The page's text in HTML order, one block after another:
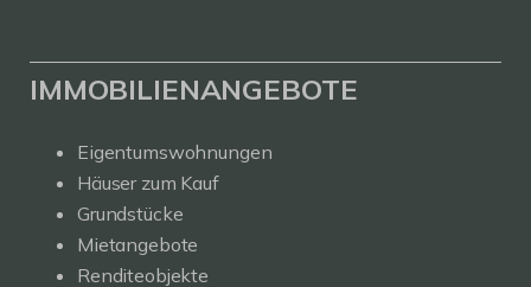
IMMOBILIENANGEBOTE
Eigentumswohnungen
Häuser zum Kauf
Grundstücke
Mietangebote
Renditeobjekte